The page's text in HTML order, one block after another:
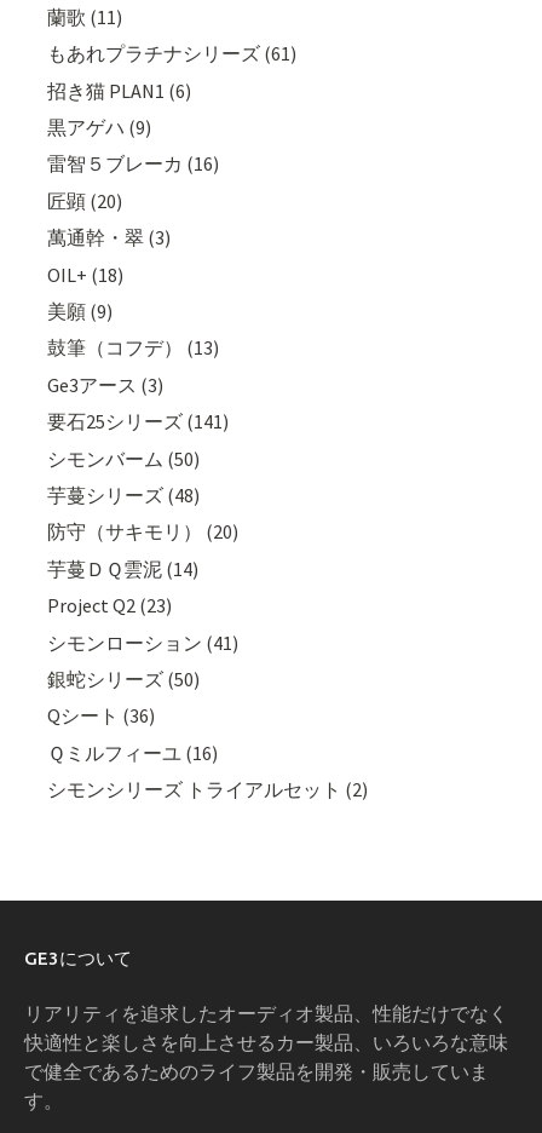
蘭歌 (11)
もあれプラチナシリーズ (61)
招き猫 PLAN1 (6)
黒アゲハ (9)
雷智５ブレーカ (16)
匠顕 (20)
萬通幹・翠 (3)
OIL+ (18)
美願 (9)
鼓筆（コフデ） (13)
Ge3アース (3)
要石25シリーズ (141)
シモンバーム (50)
芋蔓シリーズ (48)
防守（サキモリ） (20)
芋蔓ＤＱ雲泥 (14)
Project Q2 (23)
シモンローション (41)
銀蛇シリーズ (50)
Qシート (36)
Ｑミルフィーユ (16)
シモンシリーズ トライアルセット (2)
GE3について
リアリティを追求したオーディオ製品、性能だけでなく
快適性と楽しさを向上させるカー製品、いろいろな意味
で健全であるためのライフ製品を開発・販売していま
す。